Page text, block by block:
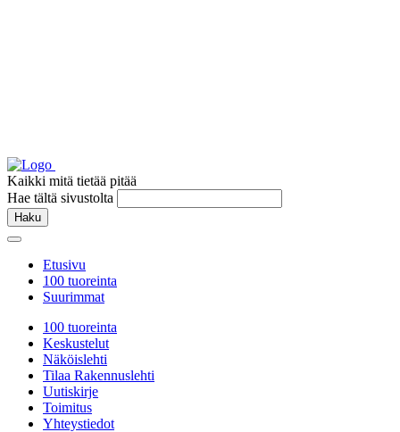
Kaikki mitä tietää pitää
Hae tältä sivustolta
Haku
Etusivu
100 tuoreinta
Suurimmat
100 tuoreinta
Keskustelut
Näköislehti
Tilaa Rakennuslehti
Uutiskirje
Toimitus
Yhteystiedot